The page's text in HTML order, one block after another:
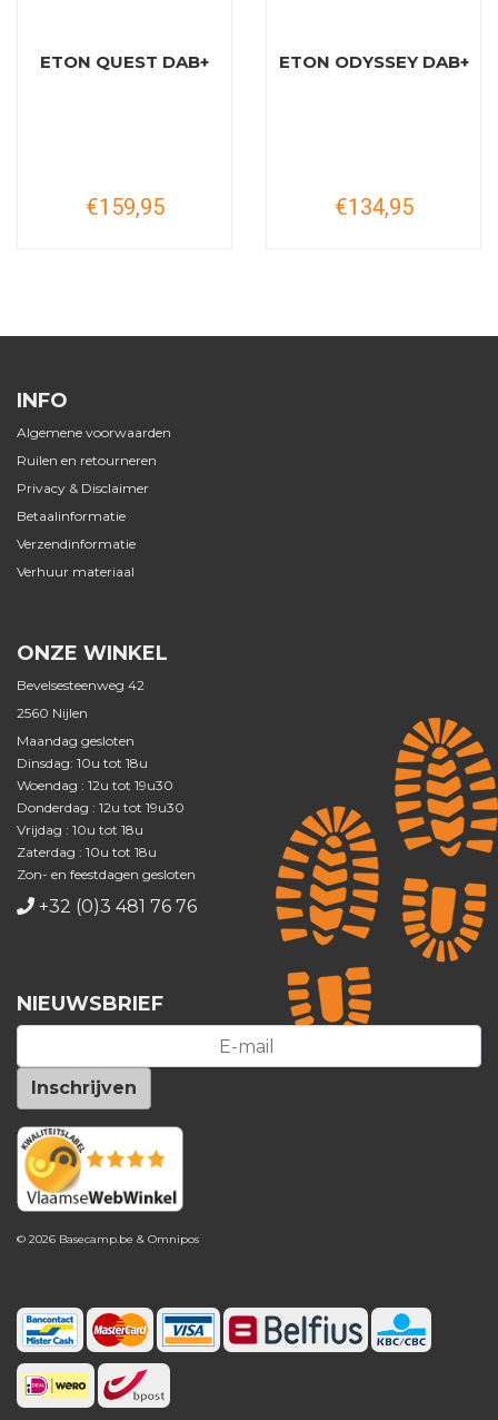
ETON QUEST DAB+
€159,95
ETON ODYSSEY DAB+
€134,95
INFO
Algemene voorwaarden
Ruilen en retourneren
Privacy & Disclaimer
Betaalinformatie
Verzendinformatie
Verhuur materiaal
ONZE WINKEL
Bevelsesteenweg 42
2560 Nijlen
Maandag gesloten
Dinsdag: 10u tot 18u
Woendag : 12u tot 19u30
Donderdag : 12u tot 19u30
Vrijdag : 10u tot 18u
Zaterdag : 10u tot 18u
Zon- en feestdagen gesloten
+32 (0)3 481 76 76
NIEUWSBRIEF
© 2026 Basecamp.be & Omnipos